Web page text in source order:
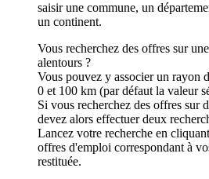
saisir une commune, un
un continent.
Vous recherchez des offres sur
alentours ?
Vous pouvez y associer un rayon
0 et 100 km (par défaut la valeur
Si vous recherchez des offres sur
devez alors effectuer deux
Lancez votre recherche en
offres d'emploi correspondant à
restituée.